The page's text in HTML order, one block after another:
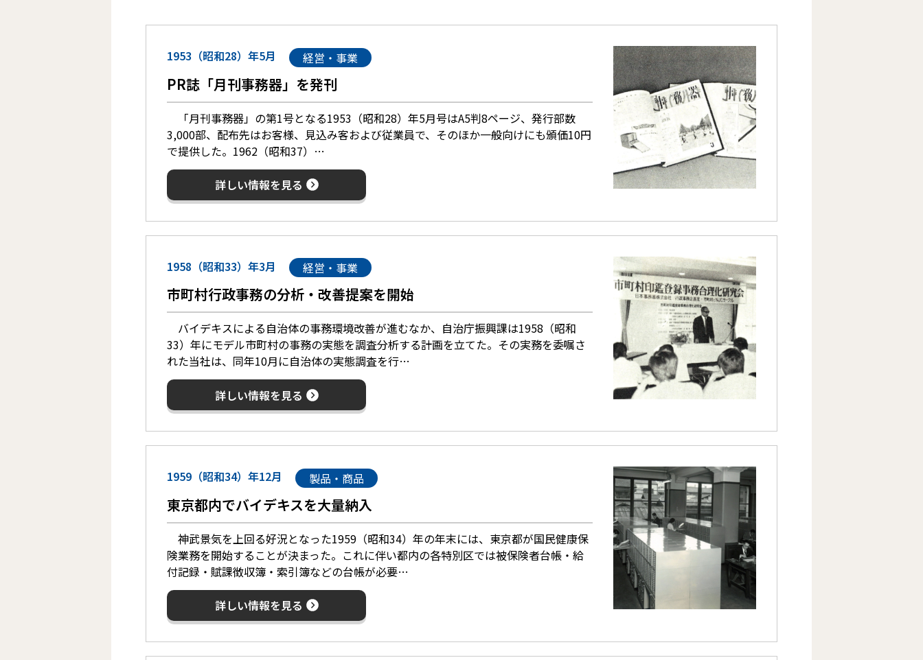
1953（昭和28）年5月 経営・事業
PR誌「月刊事務器」を発刊
「月刊事務器」の第1号となる1953（昭和28）年5月号はA5判8ページ、発行部数
3,000部、配布先はお客様、見込み客および従業員で、そのほか一般向けにも頒価10円
で提供した。1962（昭和37）…
詳しい情報を見る
1958（昭和33）年3月 経営・事業
市町村行政事務の分析・改善提案を開始
バイデキスによる自治体の事務環境改善が進むなか、自治庁振興課は1958（昭和
33）年にモデル市町村の事務の実態を調査分析する計画を立てた。その実務を委嘱さ
れた当社は、同年10月に自治体の実態調査を行…
詳しい情報を見る
1959（昭和34）年12月 製品・商品
東京都内でバイデキスを大量納入
神武景気を上回る好況となった1959（昭和34）年の年末には、東京都が国民健康保
険業務を開始することが決まった。これに伴い都内の各特別区では被保険者台帳・給
付記録・賦課徴収簿・索引簿などの台帳が必要…
詳しい情報を見る